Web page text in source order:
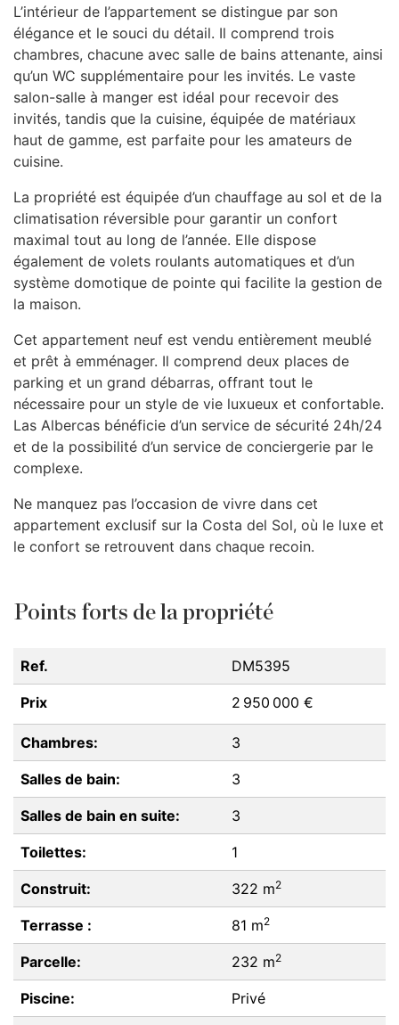
L’intérieur de l’appartement se distingue par son
élégance et le souci du détail. Il comprend trois
chambres, chacune avec salle de bains attenante, ainsi
qu’un WC supplémentaire pour les invités. Le vaste
salon-salle à manger est idéal pour recevoir des
invités, tandis que la cuisine, équipée de matériaux
haut de gamme, est parfaite pour les amateurs de
cuisine.
La propriété est équipée d’un chauffage au sol et de la
climatisation réversible pour garantir un confort
maximal tout au long de l’année. Elle dispose
également de volets roulants automatiques et d’un
système domotique de pointe qui facilite la gestion de
la maison.
Cet appartement neuf est vendu entièrement meublé
et prêt à emménager. Il comprend deux places de
parking et un grand débarras, offrant tout le
nécessaire pour un style de vie luxueux et confortable.
Las Albercas bénéficie d’un service de sécurité 24h/24
et de la possibilité d’un service de conciergerie par le
complexe.
Ne manquez pas l’occasion de vivre dans cet
appartement exclusif sur la Costa del Sol, où le luxe et
le confort se retrouvent dans chaque recoin.
Points forts de la propriété
Ref. DM5395
Prix 2 950 000 €
Chambres: 3
Salles de bain: 3
Salles de bain en suite: 3
Toilettes: 1
Construit: 322 m2
Terrasse : 81 m2
Parcelle: 232 m2
Piscine: Privé